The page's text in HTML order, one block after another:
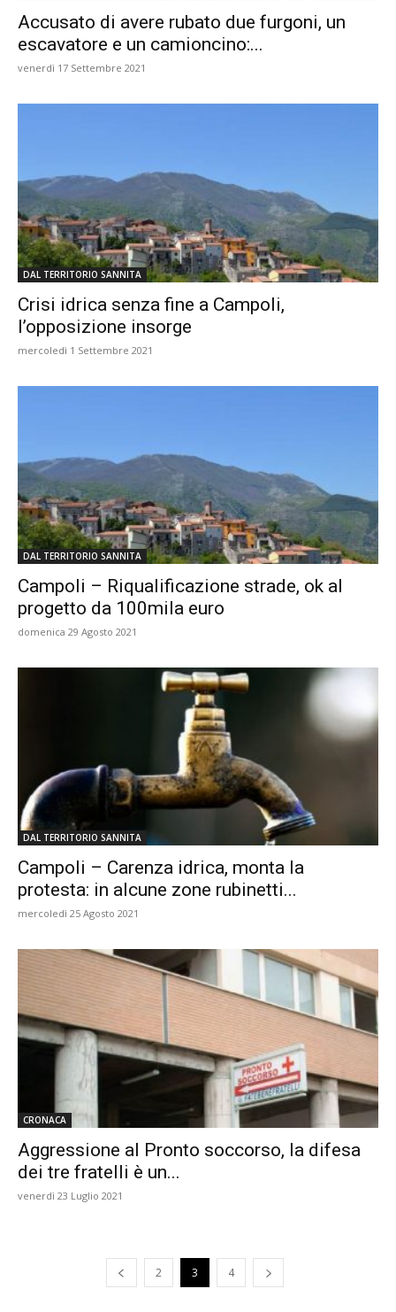
Accusato di avere rubato due furgoni, un
escavatore e un camioncino:...
venerdì 17 Settembre 2021
DAL TERRITORIO SANNITA
Crisi idrica senza fine a Campoli,
l’opposizione insorge
mercoledì 1 Settembre 2021
DAL TERRITORIO SANNITA
Campoli – Riqualificazione strade, ok al
progetto da 100mila euro
domenica 29 Agosto 2021
DAL TERRITORIO SANNITA
Campoli – Carenza idrica, monta la
protesta: in alcune zone rubinetti...
mercoledì 25 Agosto 2021
CRONACA
Aggressione al Pronto soccorso, la difesa
dei tre fratelli è un...
venerdì 23 Luglio 2021
2 3 4